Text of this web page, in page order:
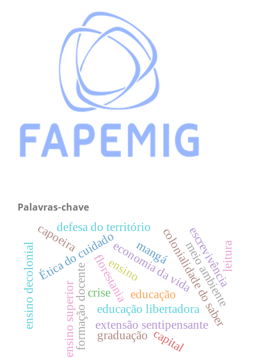
Palavras-chave
extensão sentipensante
colonialidade do saber
educação libertadora
florestania
Ética do cuidado
formação docente
ensino superior
defesa do território
economia da vida
crise
capital
meio ambiente
ensino decolonial ensino
graduação
escrevivência
educação
mangá leitura
capoeira